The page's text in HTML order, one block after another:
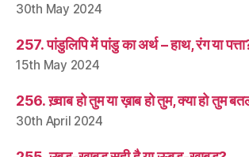
30th May 2024
257. पांडुलिपि में पांडु का अर्थ – हाथ, रंग या
15th May 2024
256. ख़्वाब हो तुम या ख़ाब हो तुम, क्या हो तुम
30th April 2024